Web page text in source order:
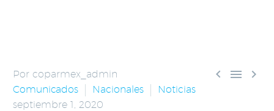
  
Por coparmex_admin
Comunicados
Nacionales
Noticias
septiembre 1, 2020